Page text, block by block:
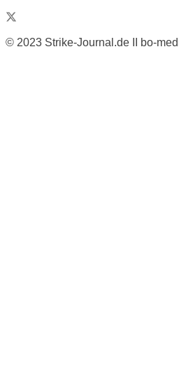
© 2023 Strike-Journal.de II bo-